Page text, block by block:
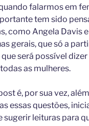
falarmos em
tem sido
como Angela Davis
gerais, que só a
será possível
as mulheres.
é, por sua vez,
essas questões,
sugerir leituras para